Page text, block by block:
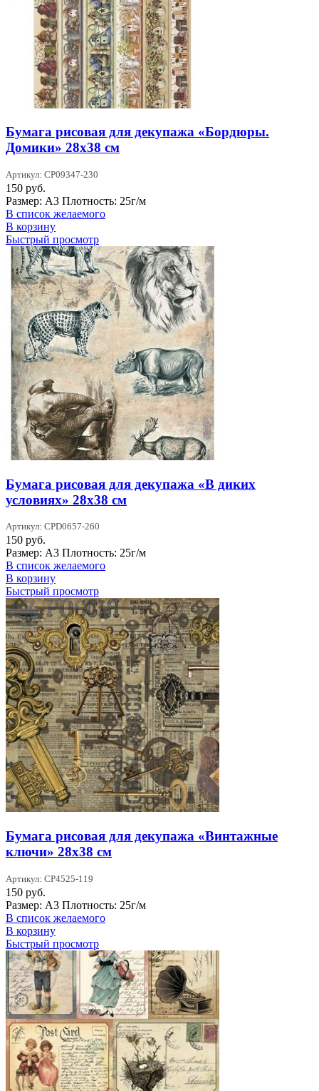
Бумага рисовая для декупажа «Бордюры.
Домики» 28х38 см
Артикул: CP09347-230
150 руб.
Размер: А3 Плотность: 25г/м
В список желаемого
В корзину
Быстрый просмотр
Бумага рисовая для декупажа «В диких
условиях» 28х38 см
Артикул: CPD0657-260
150 руб.
Размер: А3 Плотность: 25г/м
В список желаемого
В корзину
Быстрый просмотр
Бумага рисовая для декупажа «Винтажные
ключи» 28х38 см
Артикул: CP4525-119
150 руб.
Размер: А3 Плотность: 25г/м
В список желаемого
В корзину
Быстрый просмотр